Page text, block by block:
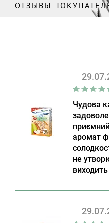
ОТЗЫВЫ
Чудова
аромат
не
виходить